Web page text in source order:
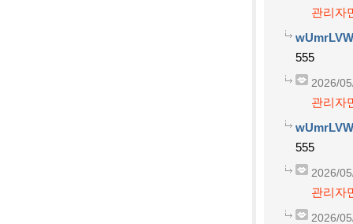
관리자
555
2026/
관리자
555
2026/
관리자
2026/